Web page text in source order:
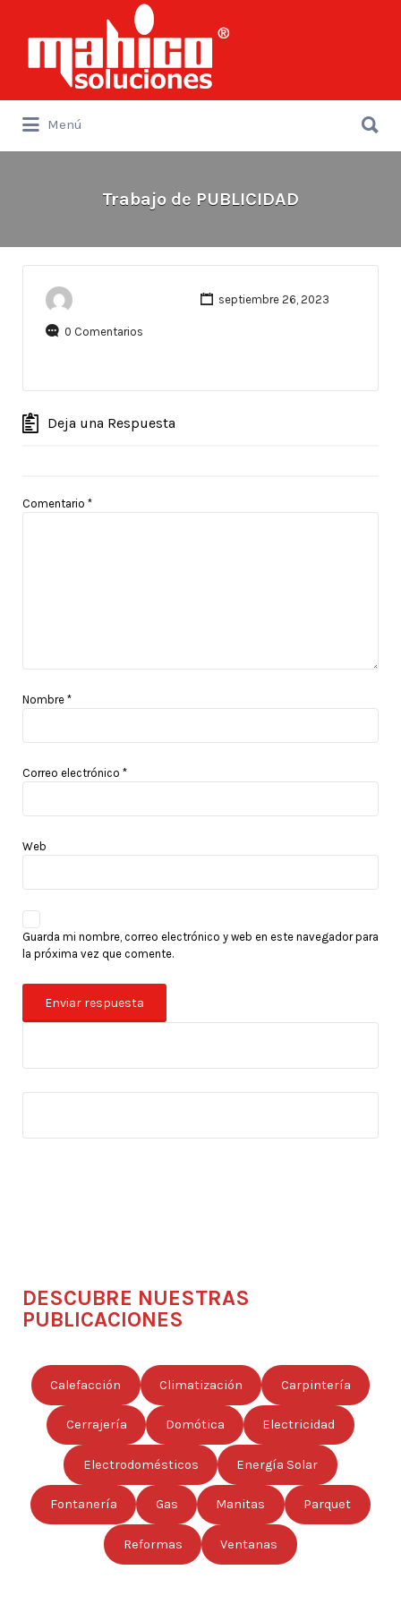
por:
Menú
por:
Trabajo de PUBLICIDAD
septiembre 26, 2023
0 Comentarios
Deja una Respuesta
Comentario *
Nombre *
Correo electrónico *
Web
Guarda mi nombre, correo electrónico y web en este navegador para
la próxima vez que comente.
DESCUBRE NUESTRAS
PUBLICACIONES
Calefacción Climatización Carpintería
Cerrajería Domótica Electricidad
Electrodomésticos Energía Solar
Fontanería Gas Manitas Parquet
Reformas Ventanas